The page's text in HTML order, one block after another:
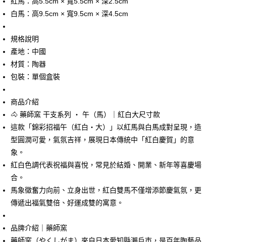
華南商業銀行
彰化商業銀行
臺灣中小企業銀行
匯豐（台灣）商業銀行
聯邦商業銀行
元大商業銀行
台灣樂天信用卡公司
超商取貨付款
Apple Pay
悠遊付
ATM付款
全家取貨付款
每筆NT$65，滿NT$999(含以上)免運費
付款後全家取貨
7-11取貨付款
白馬：高9.5cm × 寬9.5cm × 深4.5cm
規格說明
產地：中國
材質：陶器
包裝：單個盒裝
商品介紹
🐴 藥師窯 干支系列 ‧ 午（馬）｜紅白大尺寸款
這款「錦彩招福午（紅白・大）」以紅馬與白馬成對呈現，造
型圓潤可愛，氣氛吉祥，展現日本傳統中「紅白慶賀」的意
象。
紅白色調代表祝福與喜悅，常見於結婚、開業、新年等喜慶場
合。
馬象徵奮力向前、立身出世，紅白雙馬不僅增添節慶氣氛，更
傳遞出福氣雙倍、好運成雙的寓意。
品牌介紹｜藥師窯